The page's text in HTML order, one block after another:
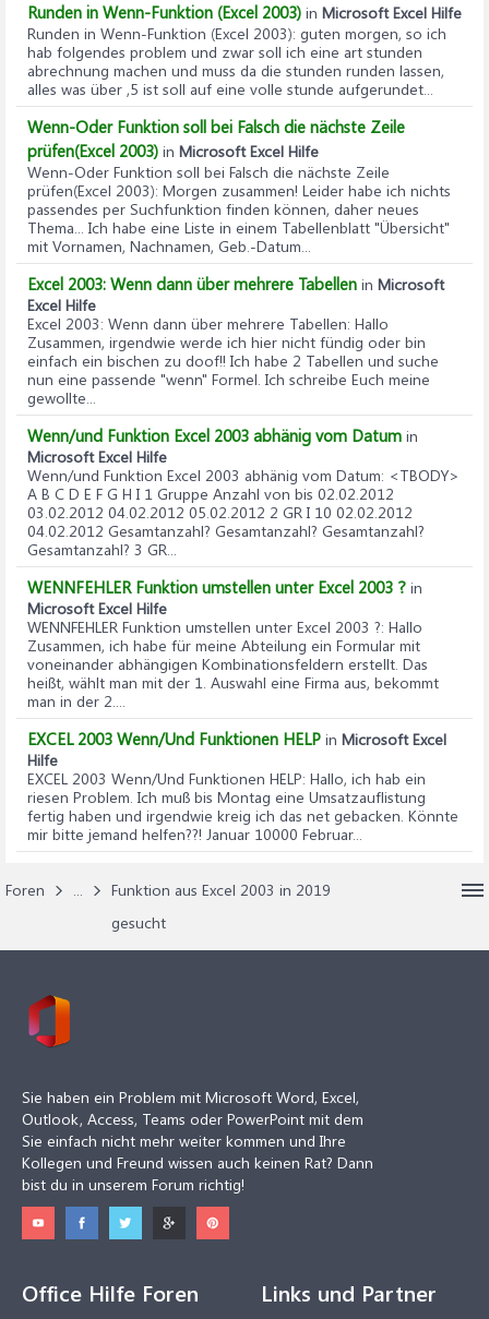
Runden in Wenn-Funktion (Excel 2003) in Microsoft Excel Hilfe
Runden in Wenn-Funktion (Excel 2003): guten morgen, so ich
hab folgendes problem und zwar soll ich eine art stunden
abrechnung machen und muss da die stunden runden lassen,
alles was über ,5 ist soll auf eine volle stunde aufgerundet...
Wenn-Oder Funktion soll bei Falsch die nächste Zeile
prüfen(Excel 2003) in Microsoft Excel Hilfe
Wenn-Oder Funktion soll bei Falsch die nächste Zeile
prüfen(Excel 2003): Morgen zusammen! Leider habe ich nichts
passendes per Suchfunktion finden können, daher neues
Thema... Ich habe eine Liste in einem Tabellenblatt "Übersicht"
mit Vornamen, Nachnamen, Geb.-Datum...
Excel 2003: Wenn dann über mehrere Tabellen in Microsoft
Excel Hilfe
Excel 2003: Wenn dann über mehrere Tabellen: Hallo
Zusammen, irgendwie werde ich hier nicht fündig oder bin
einfach ein bischen zu doof!! Ich habe 2 Tabellen und suche
nun eine passende "wenn" Formel. Ich schreibe Euch meine
gewollte...
Wenn/und Funktion Excel 2003 abhänig vom Datum in
Microsoft Excel Hilfe
Wenn/und Funktion Excel 2003 abhänig vom Datum: <TBODY>
A B C D E F G H I 1 Gruppe Anzahl von bis 02.02.2012
03.02.2012 04.02.2012 05.02.2012 2 GR I 10 02.02.2012
04.02.2012 Gesamtanzahl? Gesamtanzahl? Gesamtanzahl?
Gesamtanzahl? 3 GR...
WENNFEHLER Funktion umstellen unter Excel 2003 ? in
Microsoft Excel Hilfe
WENNFEHLER Funktion umstellen unter Excel 2003 ?: Hallo
Zusammen, ich habe für meine Abteilung ein Formular mit
voneinander abhängigen Kombinationsfeldern erstellt. Das
heißt, wählt man mit der 1. Auswahl eine Firma aus, bekommt
man in der 2....
EXCEL 2003 Wenn/Und Funktionen HELP in Microsoft Excel
Hilfe
EXCEL 2003 Wenn/Und Funktionen HELP: Hallo, ich hab ein
riesen Problem. Ich muß bis Montag eine Umsatzauflistung
fertig haben und irgendwie kreig ich das net gebacken. Könnte
mir bitte jemand helfen??! Januar 10000 Februar...
Foren ...
Funktion aus Excel 2003 in 2019
gesucht
Sie haben ein Problem mit Microsoft Word, Excel,
Outlook, Access, Teams oder PowerPoint mit dem
Sie einfach nicht mehr weiter kommen und Ihre
Kollegen und Freund wissen auch keinen Rat? Dann
bist du in unserem Forum richtig!
Office Hilfe Foren Links und Partner